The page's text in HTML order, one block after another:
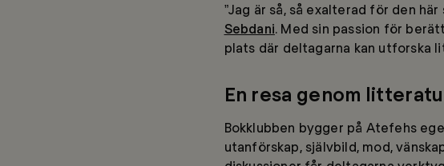
”Jag är så, så exalterad för den
Sebdani. Med sin passion för
plats där deltagarna kan utforska
En resa genom
Bokklubben bygger på Atefehs
utanförskap, självbild, mod,